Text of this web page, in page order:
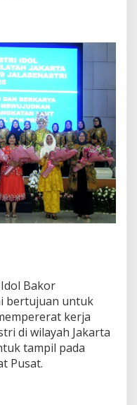
Bakor
bertujuan untuk
kerja
di wilayah Jakarta
tampil pada
Pusat.